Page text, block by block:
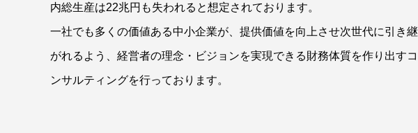
内総生産は22兆円も失われると想定されております。
一社でも多くの価値ある中小企業が、提供価値を向上させ次世代に引き継
がれるよう、経営者の理念・ビジョンを実現できる財務体質を作り出すコ
ンサルティングを行っております。